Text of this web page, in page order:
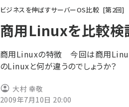
ン
く
ず
ビジネスを伸ばすサーバーOS比較 第2回
商用Linuxを比較検
商用Linuxの特徴 今回は商用Linux
のLinuxと何が違うのでしょうか？
大村 幸敬
2009年7月10日 20:00